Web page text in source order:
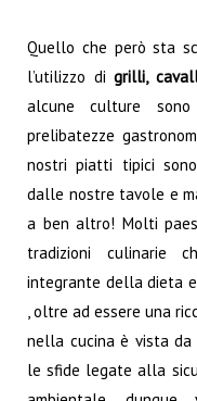
Quello che però sta
l’utilizzo digrilli,
alcune culture
prelibatezze
nostri piatti tipici
dalle nostre tavole e
a ben altro! Molti
tradizioni culinarie
integrante della dieta
, oltre ad essere una
nella cucina è vista
le sfide legate alla